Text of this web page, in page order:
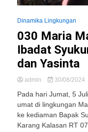
Dinamika Lingkungan
030 Maria
Ibadat
dan Yasinta
admin 30/08/2024
Pada hari Jumat, 5
umat di lingkungan
ke kediaman Bapak
Karang Kalasan RT